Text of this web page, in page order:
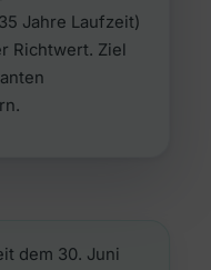
Jahre Laufzeit)
Richtwert. Ziel
dem 30. Juni